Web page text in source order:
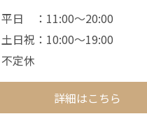
平日 ：11:00〜20:00
土日祝：10:00〜19:00
不定休
詳細はこちら